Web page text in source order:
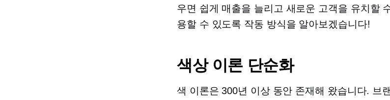
우면 쉽게 매출을 늘리고 새로운 고객을 유치할
용할 수 있도록 작동 방식을 알아보겠습니다!
색상 이론 단순화
색 이론은 300년 이상 동안 존재해 왔습니다. 브